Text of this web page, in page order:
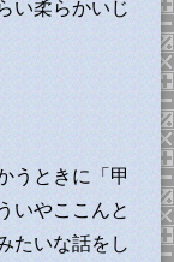
い柔らかいじ
うときに「甲
いやここんと
たいな話をし